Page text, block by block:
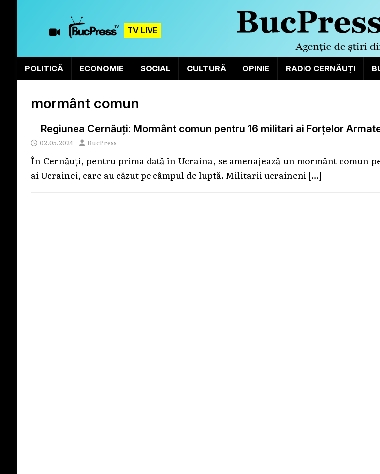
TV LIVE
POLITICĂ ECONOMIE SOCIAL CULTURĂ OPINIE RADIO CERNĂUȚI
mormânt comun
Regiunea Cernăuți: Mormânt comun pentru 16 militari ai Forțelor
02.05.2024 BucPress
În Cernăuți, pentru prima dată în Ucraina, se amenajează un mormânt comun
ai Ucrainei, care au căzut pe câmpul de luptă. Militarii ucraineni […]